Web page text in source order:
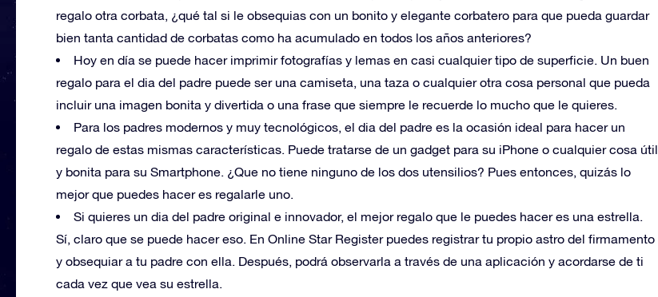
regalo otra corbata, ¿qué tal si le obsequias con un bonito y elegante corbatero para que pueda guardar
bien tanta cantidad de corbatas como ha acumulado en todos los años anteriores?
Hoy en día se puede hacer imprimir fotografías y lemas en casi cualquier tipo de superficie. Un buen
regalo para el dia del padre puede ser una camiseta, una taza o cualquier otra cosa personal que pueda
incluir una imagen bonita y divertida o una frase que siempre le recuerde lo mucho que le quieres.
Para los padres modernos y muy tecnológicos, el dia del padre es la ocasión ideal para hacer un
regalo de estas mismas características. Puede tratarse de un gadget para su iPhone o cualquier cosa útil
y bonita para su Smartphone. ¿Que no tiene ninguno de los dos utensilios? Pues entonces, quizás lo
mejor que puedes hacer es regalarle uno.
Si quieres un dia del padre original e innovador, el mejor regalo que le puedes hacer es una estrella.
Sí, claro que se puede hacer eso. En Online Star Register puedes registrar tu propio astro del firmamento
y obsequiar a tu padre con ella. Después, podrá observarla a través de una aplicación y acordarse de ti
cada vez que vea su estrella.